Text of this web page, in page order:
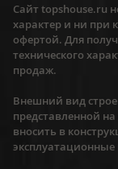
Сайт topshouse.ru
характер и ни при
офертой. Для
технического
продаж.
Внешний вид
представленной
вносить в
эксплуатационные